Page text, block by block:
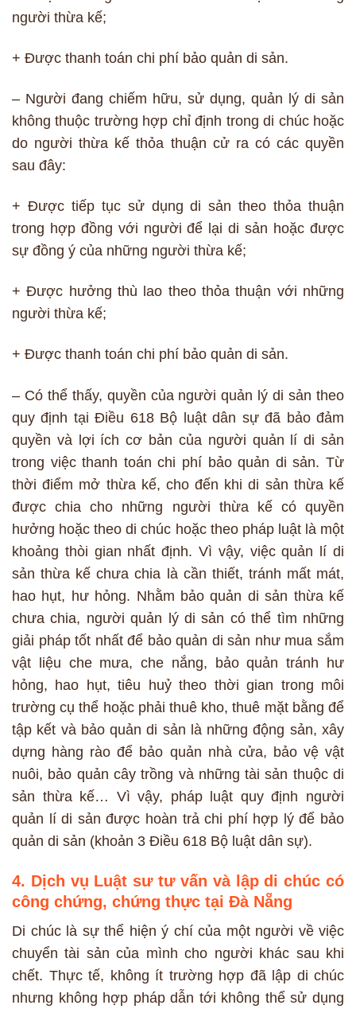
người thừa kế;
+ Được thanh toán chi phí bảo quản di sản.
– Người đang chiếm hữu, sử dụng, quản lý di sản
không thuộc trường hợp chỉ định trong di chúc hoặc
do người thừa kế thỏa thuận cử ra có các quyền
sau đây:
+ Được tiếp tục sử dụng di sản theo thỏa thuận
trong hợp đồng với người để lại di sản hoặc được
sự đồng ý của những người thừa kế;
+ Được hưởng thù lao theo thỏa thuận với những
người thừa kế;
+ Được thanh toán chi phí bảo quản di sản.
– Có thể thấy, quyền của người quản lý di sản theo
quy định tại Điều 618 Bộ luật dân sự đã bảo đảm
quyền và lợi ích cơ bản của người quản lí di sản
trong việc thanh toán chi phí bảo quản di sản. Từ
thời điểm mở thừa kế, cho đến khi di sản thừa kế
được chia cho những người thừa kế có quyền
hưởng hoặc theo di chúc hoặc theo pháp luật là một
khoảng thòi gian nhất định. Vì vậy, việc quản lí di
sản thừa kế chưa chia là cần thiết, tránh mất mát,
hao hụt, hư hỏng. Nhằm bảo quản di sản thừa kế
chưa chia, người quản lý di sản có thể tìm những
giải pháp tốt nhất để bảo quản di sản như mua sắm
vật liệu che mưa, che nắng, bảo quản tránh hư
hỏng, hao hụt, tiêu huỷ theo thời gian trong môi
trường cụ thể hoặc phải thuê kho, thuê mặt bằng để
tập kết và bảo quản di sản là những động sản, xây
dựng hàng rào để bảo quản nhà cửa, bảo vệ vật
nuôi, bảo quản cây trồng và những tài sản thuộc di
sản thừa kế… Vì vậy, pháp luật quy định người
quản lí di sản được hoàn trả chi phí hợp lý để bảo
quản di sản (khoản 3 Điều 618 Bộ luật dân sự).
4. Dịch vụ Luật sư tư vấn và lập di chúc có
công chứng, chứng thực tại Đà Nẵng
Di chúc là sự thể hiện ý chí của một người về việc
chuyển tài sản của mình cho người khác sau khi
chết. Thực tế, không ít trường hợp đã lập di chúc
nhưng không hợp pháp dẫn tới không thể sử dụng